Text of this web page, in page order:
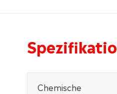
Chemische